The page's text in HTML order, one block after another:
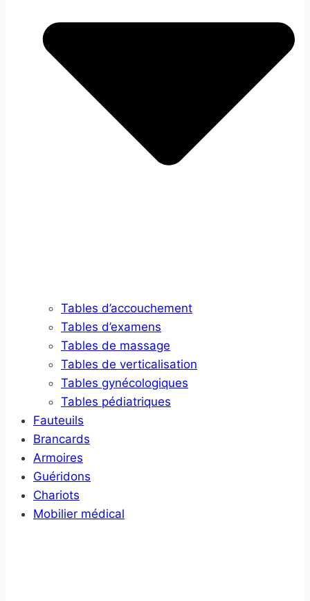
Tables d’accouchement
Tables d’examens
Tables de massage
Tables de verticalisation
Tables gynécologiques
Tables pédiatriques
Fauteuils
Brancards
Armoires
Guéridons
Chariots
Mobilier médical